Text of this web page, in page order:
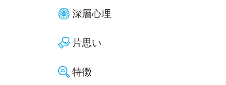
深層心理
片思い
特徴